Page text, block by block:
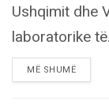
Ushqimit dhe
laboratorike
MË SHUMËDETAILS